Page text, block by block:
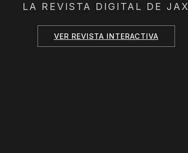
LA REVISTA DIGITAL DE JAX
VER REVISTA INTERACTIVA